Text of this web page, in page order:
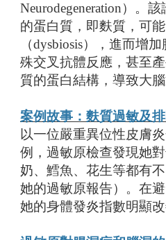
Neurodegeneration）。
的蛋白質，即麩質，可
（dysbiosis），進而增
殊交叉抗體反應，甚至
質的蛋白結構，導致大腦
案例故事：麩質過敏及
以一位嚴重異位性皮膚
例，過敏原檢查發現她
奶、鱈魚、花生等都有
她的過敏原報告）。在
她的身體發炎指數明顯改